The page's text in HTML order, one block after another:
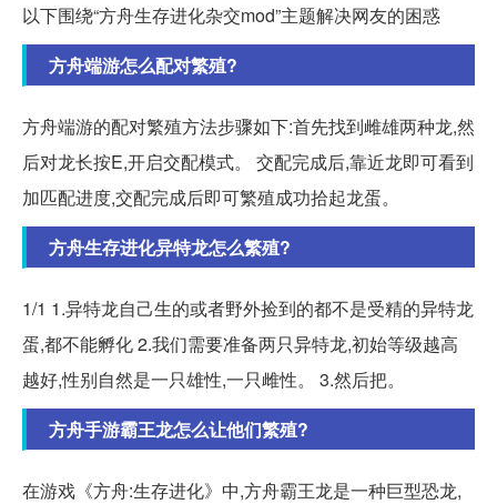
以下围绕“方舟生存进化杂交mod”主题解决网友的困惑
方舟端游怎么配对繁殖?
方舟端游的配对繁殖方法步骤如下:首先找到雌雄两种龙,然
后对龙长按E,开启交配模式。 交配完成后,靠近龙即可看到
加匹配进度,交配完成后即可繁殖成功拾起龙蛋。
方舟生存进化异特龙怎么繁殖?
1/1 1.异特龙自己生的或者野外捡到的都不是受精的异特龙
蛋,都不能孵化 2.我们需要准备两只异特龙,初始等级越高
越好,性别自然是一只雄性,一只雌性。 3.然后把。
方舟手游霸王龙怎么让他们繁殖?
在游戏《方舟:生存进化》中,方舟霸王龙是一种巨型恐龙,